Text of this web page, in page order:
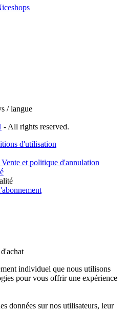
/ langue
- All rights reserved.
d'utilisation
et politique d'annulation
individuel que nous utilisons
pour vous offrir une expérience
données sur nos utilisateurs, leur